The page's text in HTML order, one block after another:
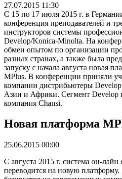
27.07.2015 11:30
С 15 по 17 июля 2015 г. в
конференция преподавателей и
инструкторов системы
Develop/Konica-Minolta. На
обмен опытом по организации
разных странах, а также была
запуску с начала августа новая
MPlus. В конференции приняли
компании дистрибьютеры
Азии и Африки. Сегмент Develop
компания Chansi.
Новая платформа
25.06.2015 00:00
С августа 2015 г. система он-
переводится на новую